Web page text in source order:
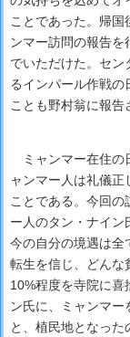
ことであった。帰国
ンマー訪問の報告
でいただけた。セン
るインパール作戦の
ことも野村翁に報告
ミャンマー在住の
ャンマー人は礼儀
ことである。今回の
ー人のタン・ナイン
今の自分の境遇は全
転生を信じ、どんな
10%程度を寺院に喜
ン氏に、ミャンマー
と、植民地となっ